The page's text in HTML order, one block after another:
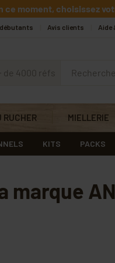
ce moment, choisissez
débutants Avis clients Aide
de 4000 réfs
RUCHER MIELLERIE
KITS PACKS